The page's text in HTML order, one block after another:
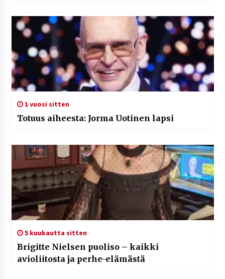
1 vuosi sitten
Totuus aiheesta: Jorma Uotinen lapsi
5 kuukautta sitten
Brigitte Nielsen puoliso – kaikki
avioliitosta ja perhe-elämästä